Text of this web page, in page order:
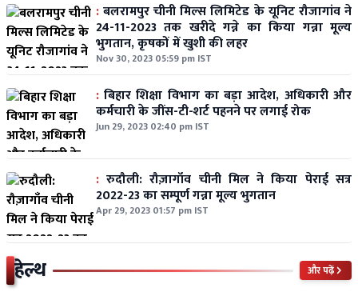
:बलरामपुर चीनी मिल्स लिमिटेड के यूनिट रौजागांव ने
24-11-2023 तक खरीदे गन्ने का किया गन्ना मूल्य
भुगतान, कृषकों में खुशी की लहर
Nov 30, 2023 05:59 pm IST
: बिहार शिक्षा विभाग का बड़ा आदेश, अधिकारी और
कर्मचारी के जींस-टी-शर्ट पहनने पर लगाई रोक
Jun 29, 2023 02:40 pm IST
: रुदौली: रौज़ागाँव चीनी मिल ने किया पेराई सत्र
2022-23 का सम्पूर्ण गन्ना मूल्य भुगतान
Apr 29, 2023 01:57 pm IST
हेल्थ और पढ़ें